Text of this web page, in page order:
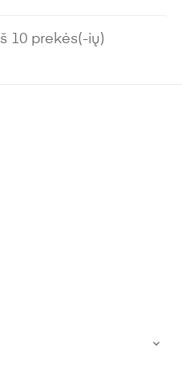
10 prekės(-ių)
